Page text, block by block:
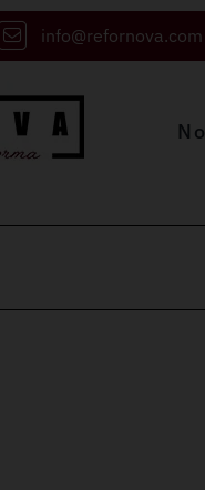
info@refornova.com